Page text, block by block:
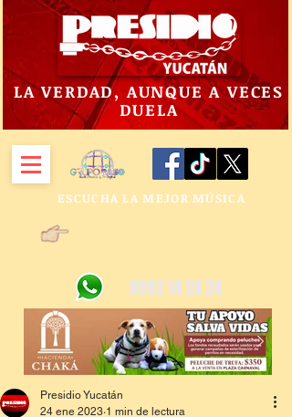
LA VERDAD, AUNQUE A VECES
DUELA
ESCUCHA LA MEJOR MÚSICA
9992 14 24 24
Presidio Yucatán
24 ene 2023 1 min de lectura